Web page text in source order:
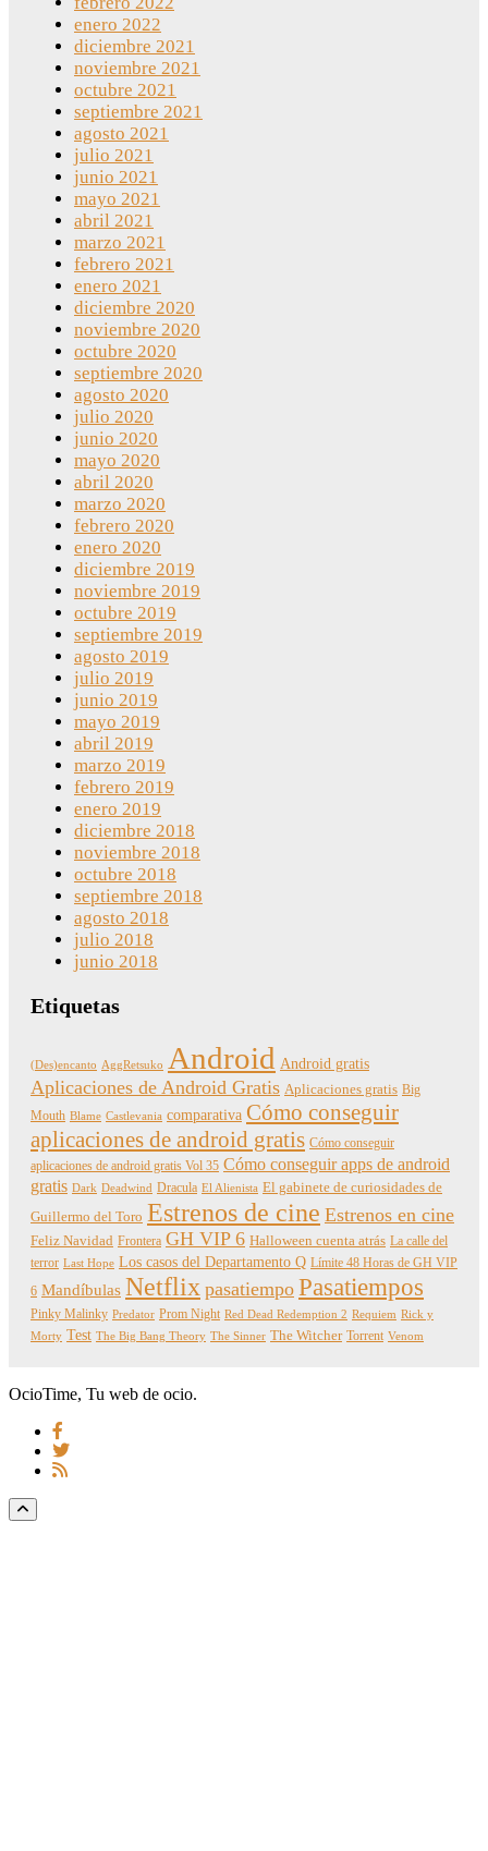
enero 2022
diciembre 2021
noviembre 2021
octubre 2021
septiembre 2021
agosto 2021
julio 2021
junio 2021
mayo 2021
abril 2021
marzo 2021
febrero 2021
enero 2021
diciembre 2020
noviembre 2020
octubre 2020
septiembre 2020
agosto 2020
julio 2020
junio 2020
mayo 2020
abril 2020
marzo 2020
febrero 2020
enero 2020
diciembre 2019
noviembre 2019
octubre 2019
septiembre 2019
agosto 2019
julio 2019
junio 2019
mayo 2019
abril 2019
marzo 2019
febrero 2019
enero 2019
diciembre 2018
noviembre 2018
octubre 2018
septiembre 2018
agosto 2018
julio 2018
junio 2018
Etiquetas
(Des)encanto AggRetsuko Android Android gratis
Aplicaciones de Android Gratis Aplicaciones gratis Big
Mouth Blame Castlevania comparativa Cómo conseguir
aplicaciones de android gratis Cómo conseguir
aplicaciones de android gratis Vol 35 Cómo conseguir apps de android
gratis Dark Deadwind Dracula El Alienista El gabinete de curiosidades de
Guillermo del Toro Estrenos de cine Estrenos en cine
Feliz Navidad Frontera GH VIP 6 Halloween cuenta atrás La calle del
terror Last Hope Los casos del Departamento Q Límite 48 Horas de GH VIP
6 Mandíbulas Netflix pasatiempo Pasatiempos
Pinky Malinky Predator Prom Night Red Dead Redemption 2 Requiem Rick y
Morty Test The Big Bang Theory The Sinner The Witcher Torrent Venom
OcioTime, Tu web de ocio.